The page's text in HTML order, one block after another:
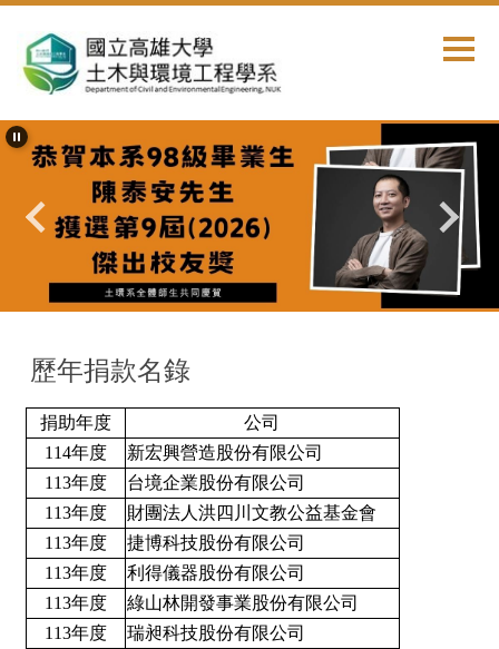
到
主
內
容
首頁 嘉惠本系
歷年捐款名錄
捐助年度
公司
114年度
新宏興營造股份有限公司
113年度
台境企業股份有限公司
113年度
財團法人洪四川文教公益基金會
113年度
捷博科技股份有限公司
113年度
利得儀器股份有限公司
113年度
綠山林開發事業股份有限公司
113年度
瑞昶科技股份有限公司